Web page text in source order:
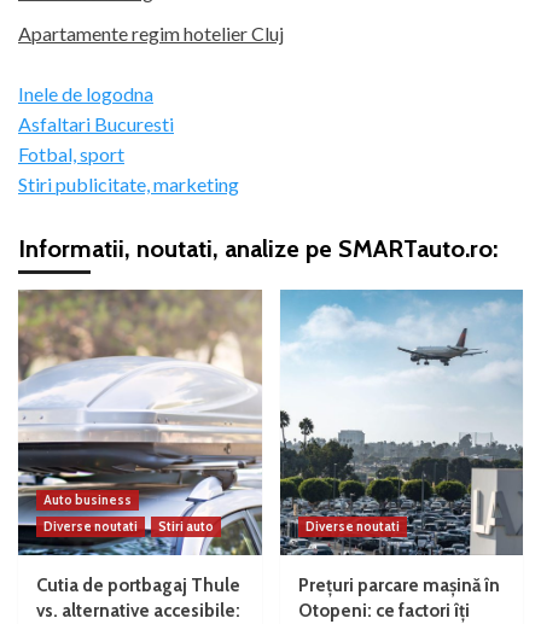
Apartamente regim hotelier Cluj
Inele de logodna
Asfaltari Bucuresti
Fotbal, sport
Stiri publicitate, marketing
Informatii, noutati, analize pe SMARTauto.ro:
Auto business
Diverse noutati
Stiri auto
Cutia de portbagaj Thule
vs. alternative accesibile:
Diverse noutati
Prețuri parcare mașină în
Otopeni: ce factori îți